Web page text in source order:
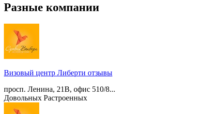
Разные компании
Визовый центр Либерти отзывы
просп. Ленина, 21В, офис 510/8...
Довольных Растроенных